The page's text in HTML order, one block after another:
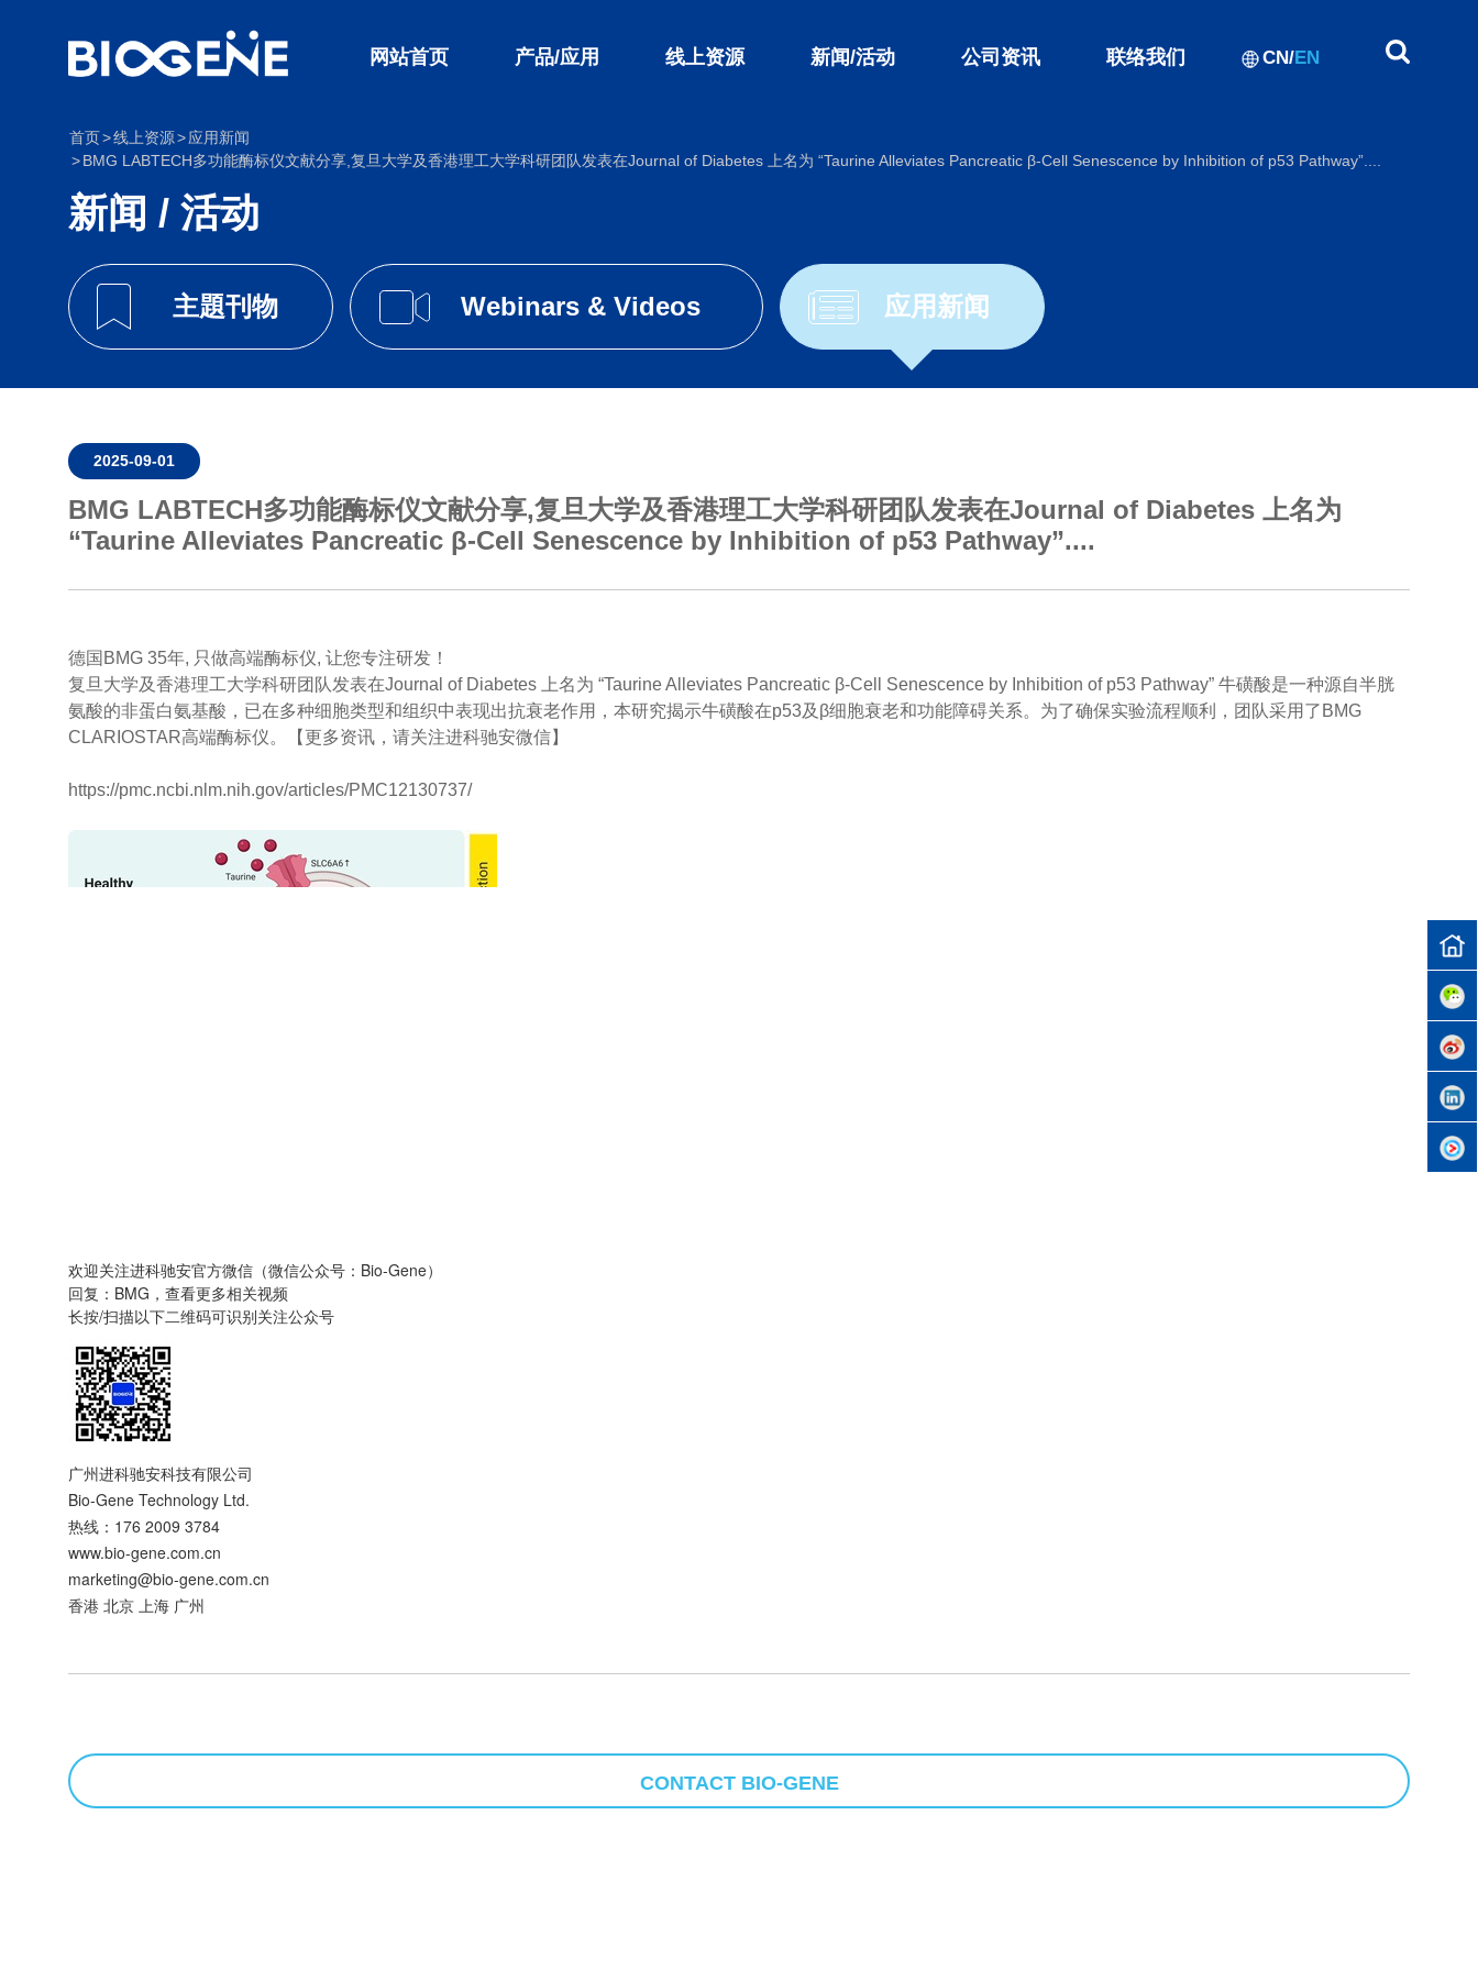
网站首页 产品/应用 线上资源 新闻/活动 公司资讯 联络我们 CN/EN
首页 线上资源
应用新闻
BMG LABTECH多功能酶标仪文献分享,复旦大学及香港理工大学科研团队发表在Journal of Diabetes 上名为 “Taurine Alleviates Pancreatic β‐Cell Senescence by Inhibition of p53 Pathway”....
新闻 / 活动
主題刊物 Webinars & Videos 应用新闻
2025-09-01
BMG LABTECH多功能酶标仪文献分享,复旦大学及香港理工大学科研团队发表在Journal of Diabetes 上名为
“Taurine Alleviates Pancreatic β‐Cell Senescence by Inhibition of p53 Pathway”....
德国BMG 35年, 只做高端酶标仪, 让您专注研发！
复旦大学及香港理工大学科研团队发表在Journal of Diabetes 上名为 “Taurine Alleviates Pancreatic β‐Cell Senescence by Inhibition of p53 Pathway” 牛磺酸是一种源自半胱
氨酸的非蛋白氨基酸，已在多种细胞类型和组织中表现出抗衰老作用，本研究揭示牛磺酸在p53及β细胞衰老和功能障碍关系。为了确保实验流程顺利，团队采用了BMG
CLARIOSTAR高端酶标仪。【更多资讯，请关注进科驰安微信】
https://pmc.ncbi.nlm.nih.gov/articles/PMC12130737/
欢迎关注进科驰安官方微信（微信公众号：Bio-Gene）
回复：BMG，查看更多相关视频
长按/扫描以下二维码可识别关注公众号
广州进科驰安科技有限公司
Bio-Gene Technology Ltd.
热线：176 2009 3784
www.bio-gene.com.cn
marketing@bio-gene.com.cn
香港 北京 上海 广州
CONTACT BIO-GENE